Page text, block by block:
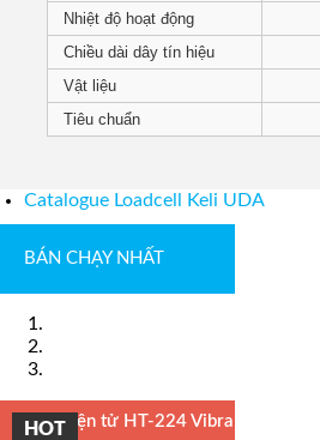
Nhiệt độ hoạt động
Chiều dài dây tín hiệu
Vật liệu
Tiêu chuẩn
Catalogue Loadcell Keli UDA
BÁN CHẠY NHẤT
HOT
Cân điện tử HT-224 Vibra